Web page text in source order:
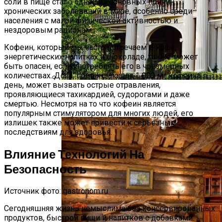
Дом В Викторианском Стиле: История,
Особенности И Типы Сооружений
хронических заболеваний в мире, особенно среди
населения с малой физической активностью и
нездоровым рационом.
Кофеин, который мы часто встречаем в кофе,
энергетических напитках и шоколаде, также может
быть опасен, если употреблять его в чрезмерных
количествах. Доза, превышающая 1 000 мг кофеина в
день, может вызвать острые отравления,
проявляющиеся тахикардией, судорогами и даже
смертью. Несмотря на то что кофеин является
популярным стимулятором для многих людей, его
излишек также может привести к серьезным
последствиям для здоровья.
Влияние Технологий На
Безопасность
Источник фото: gastronom.ru
Сегодняшняя жизнь немыслима без консервированных
продуктов, быстрой пищи и напитков с добавками.